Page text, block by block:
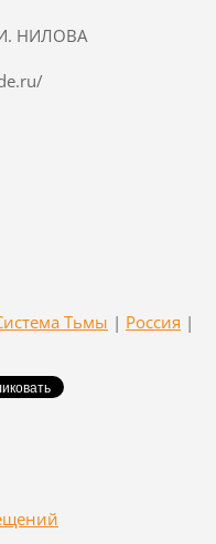
НИЛОВА
Тьмы | Россия |